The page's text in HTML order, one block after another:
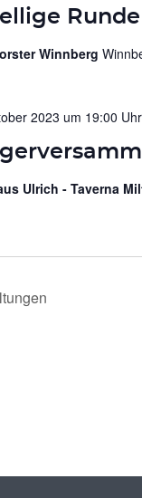
Winnberg
2023 um 19:00 Uhr
Ulrich - Taverna